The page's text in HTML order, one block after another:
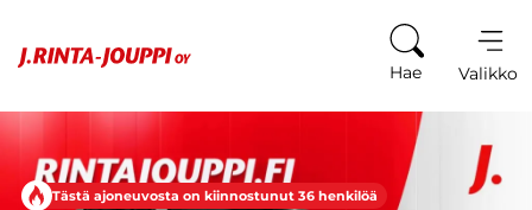
Hae Valikko
Tästä ajoneuvosta on kiinnostunut 36 henkilöä